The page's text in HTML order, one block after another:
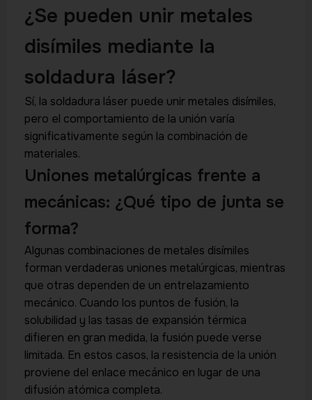
¿Se pueden unir metales
disímiles mediante la
soldadura láser?
Sí, la soldadura láser puede unir metales disímiles,
pero el comportamiento de la unión varía
significativamente según la combinación de
materiales.
Uniones metalúrgicas frente a
mecánicas: ¿Qué tipo de junta se
forma?
Algunas combinaciones de metales disímiles
forman verdaderas uniones metalúrgicas, mientras
que otras dependen de un entrelazamiento
mecánico. Cuando los puntos de fusión, la
solubilidad y las tasas de expansión térmica
difieren en gran medida, la fusión puede verse
limitada. En estos casos, la resistencia de la unión
proviene del enlace mecánico en lugar de una
difusión atómica completa.